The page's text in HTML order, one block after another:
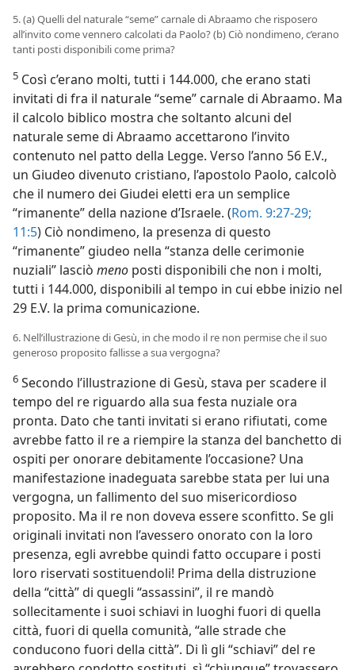
5. (a) Quelli del naturale “seme” carnale di Abraamo che risposero
all’invito come vennero calcolati da Paolo? (b) Ciò nondimeno, c’erano
tanti posti disponibili come prima?
5 Così c’erano molti, tutti i 144.000, che erano stati
invitati di fra il naturale “seme” carnale di Abraamo. Ma
il calcolo biblico mostra che soltanto alcuni del
naturale seme di Abraamo accettarono l’invito
contenuto nel patto della Legge. Verso l’anno 56 E.V.,
un Giudeo divenuto cristiano, l’apostolo Paolo, calcolò
che il numero dei Giudei eletti era un semplice
“rimanente” della nazione d’Israele. (Rom. 9:27-29;
11:5) Ciò nondimeno, la presenza di questo
“rimanente” giudeo nella “stanza delle cerimonie
nuziali” lasciò meno posti disponibili che non i molti,
tutti i 144.000, disponibili al tempo in cui ebbe inizio nel
29 E.V. la prima comunicazione.
6. Nell’illustrazione di Gesù, in che modo il re non permise che il suo
generoso proposito fallisse a sua vergogna?
6 Secondo l’illustrazione di Gesù, stava per scadere il
tempo del re riguardo alla sua festa nuziale ora
pronta. Dato che tanti invitati si erano rifiutati, come
avrebbe fatto il re a riempire la stanza del banchetto di
ospiti per onorare debitamente l’occasione? Una
manifestazione inadeguata sarebbe stata per lui una
vergogna, un fallimento del suo misericordioso
proposito. Ma il re non doveva essere sconfitto. Se gli
originali invitati non l’avessero onorato con la loro
presenza, egli avrebbe quindi fatto occupare i posti
loro riservati sostituendoli! Prima della distruzione
della “città” di quegli “assassini”, il re mandò
sollecitamente i suoi schiavi in luoghi fuori di quella
città, fuori di quella comunità, “alle strade che
conducono fuori della città”. Di lì gli “schiavi” del re